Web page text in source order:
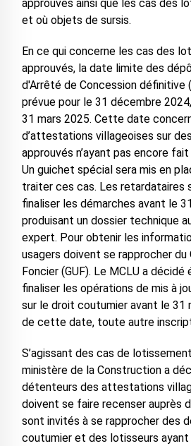
approuvés ainsi que les cas des
et où objets de sursis.
En ce qui concerne les cas des
approuvés, la date limite des
d'Arrêté de Concession définitive
prévue pour le 31 décembre
31 mars 2025. Cette date
d’attestations villageoises sur
approuvés n’ayant pas encore fait
Un guichet spécial sera mis en
traiter ces cas. Les retardataires
finaliser les démarches avant le
produisant un dossier technique
expert. Pour obtenir les
usagers doivent se rapprocher du
Foncier (GUF). Le MCLU a
finaliser les opérations de mis à
sur le droit coutumier avant le 31
de cette date, toute autre
S’agissant des cas de
ministère de la Construction a
détenteurs des attestations
doivent se faire recenser auprès
sont invités à se rapprocher des
coutumier et des lotisseurs